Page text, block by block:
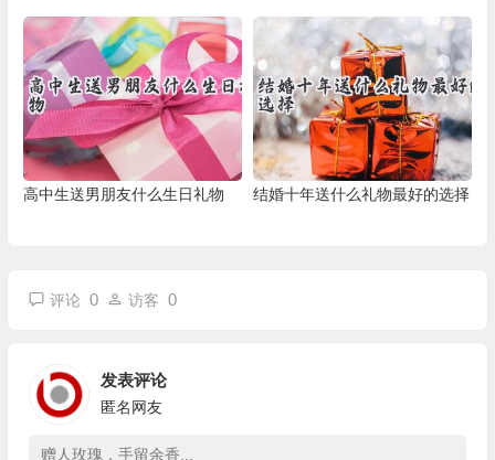
高中生送男朋友什么生日礼物 结婚十年送什么礼物最好的选择
评论 0 访客 0
发表评论
匿名网友